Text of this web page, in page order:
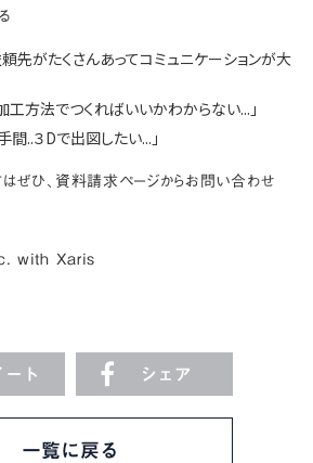
先がたくさんあってコミュニケーションが大
工方法でつくればいいかわからない...」
間..３Dで出図したい...」
ぜひ、資料請求ページからお問い合わせ
with Xaris
ト シェア
一覧に戻る